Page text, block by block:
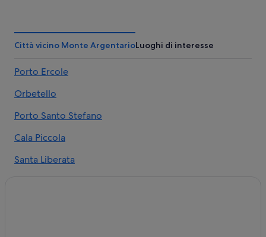
Monte Argentario: Inn
Monte Argentario: Case private in affitto
Monte Argentario: B&B
Monte Argentario: Chalet
Monte Argentario: Case galleggianti
Giannella: Campeggi
Città vicino Monte ArgentarioLuoghi di interesse
Porto Ercole
Orbetello
Porto Santo Stefano
Cala Piccola
Santa Liberata